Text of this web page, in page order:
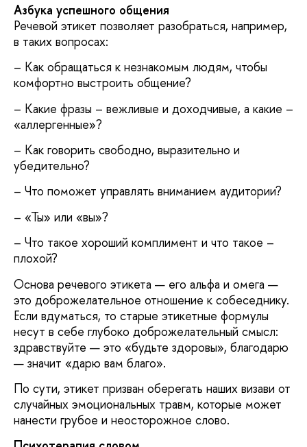
Азбука успешного общения
Речевой этикет позволяет разобраться, например,
в таких вопросах:
– Как обращаться к незнакомым людям, чтобы
комфортно выстроить общение?
– Какие фразы – вежливые и доходчивые, а какие –
«аллергенные»?
– Как говорить свободно, выразительно и
убедительно?
– Что поможет управлять вниманием аудитории?
– «Ты» или «вы»?
– Что такое хороший комплимент и что такое –
плохой?
Основа речевого этикета — его альфа и омега —
это доброжелательное отношение к собеседнику.
Если вдуматься, то старые этикетные формулы
несут в себе глубоко доброжелательный смысл:
здравствуйте — это «будьте здоровы», благодарю
— значит «дарю вам благо».
По сути, этикет призван оберегать наших визави от
случайных эмоциональных травм, которые может
нанести грубое и неосторожное слово.